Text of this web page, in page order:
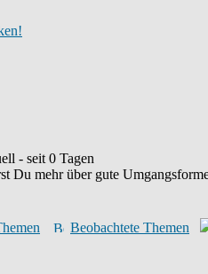
- seit 0 Tagen
Du mehr über gute
Beobachtete Themen